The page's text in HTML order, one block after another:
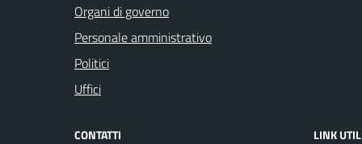
Organi di governo
Personale amministrativo
Politici
Uffici
CONTATTI LINK